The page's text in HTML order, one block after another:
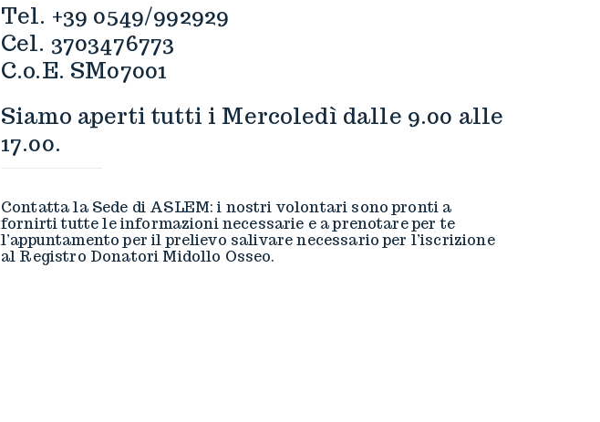
Tel. +39 0549/992929
Cel. 3703476773
C.o.E. SM07001
Siamo aperti tutti i Mercoledì dalle 9.00 alle
17.00.
Contatta la Sede di ASLEM: i nostri volontari sono pronti a
fornirti tutte le informazioni necessarie e a prenotare per te
l’appuntamento per il prelievo salivare necessario per l’iscrizione
al Registro Donatori Midollo Osseo.